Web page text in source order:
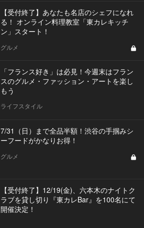
【受付終了】あなたも名店のシェフになれ
る！ オンライン料理教室「東カレキッチ
ン」スタート！
グルメ
「フランス好き」は必見！今週末はフラン
スのグルメ・ファッション・アートを楽し
もう
ライフスタイル
7/31（日）まで全品半額！渋谷の手掴みシ
ーフードがかなりお得！
グルメ
【受付終了】12/19(金)、六本木のナイトク
ラブを貸し切り『東カレBar』を100名にて
開催決定！